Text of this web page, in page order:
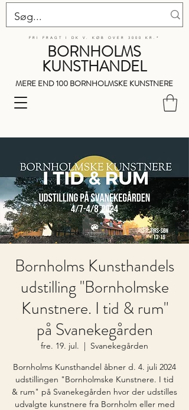
BORNHOLMS
KUNSTHANDEL
MERE END 100 BORNHOLMSKE KUNSTNERE
FRI FRAGT I DK V. KØB OVER 3000 KR.*
Bornholms Kunsthandels
udstilling "Bornholmske
Kunstnere. I tid & rum"
på Svanekegården
fre. 19. jul.
  |
Svanekegården
Bornholms Kunsthandel åbner d. 4. juli 2024
udstillingen "Bornholmske Kunstnere. I tid
& rum" på Svanekegården hvor der udstilles
udvalgte kunstnere fra Bornholm eller med